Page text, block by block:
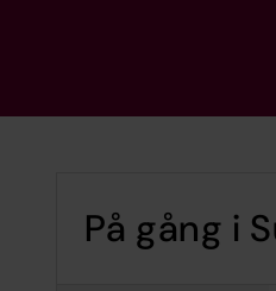
På gång i